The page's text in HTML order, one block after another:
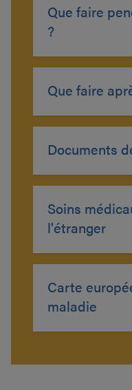
Que faire
?
Que faire
Documents
Soins
l'étranger
Carte
maladie